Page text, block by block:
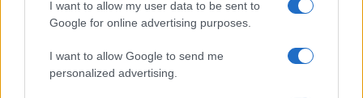
I want to allow my user data to be sent to
Google for online advertising purposes.
I want to allow Google to send me
personalized advertising.